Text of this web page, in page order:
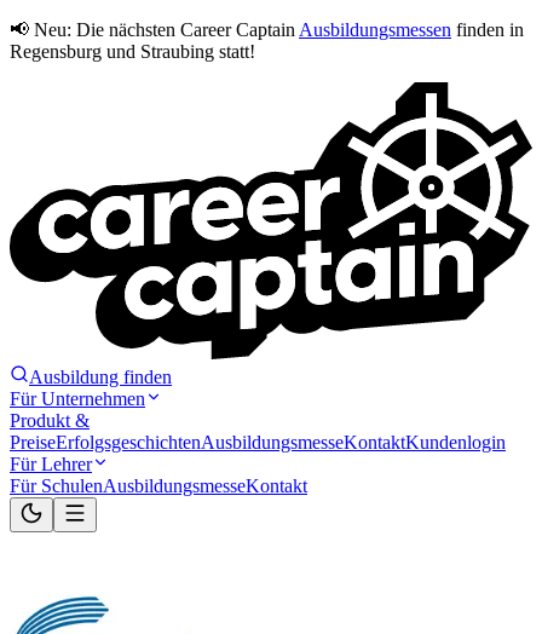
📢 Neu: Die nächsten Career Captain Ausbildungsmessen finden in
Regensburg und Straubing statt!
Ausbildung finden
Für Unternehmen
Produkt &
PreiseErfolgsgeschichtenAusbildungsmesseKontaktKundenlogin
Für Lehrer
Für SchulenAusbildungsmesseKontakt